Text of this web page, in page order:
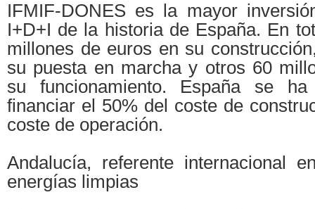
IFMIF-DONES es la mayor
I+D+I de la historia de España. En
millones de euros en su
su puesta en marcha y otros 60
su funcionamiento. España se ha
financiar el 50% del coste de
coste de operación.
Andalucía, referente internacional
energías limpias